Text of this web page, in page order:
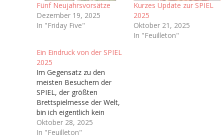
Fünf Neujahrsvorsätze
Dezember 19, 2025
In "Friday Five"
Kurzes Update zur SPIEL
2025
Oktober 21, 2025
In "Feuilleton"
Ein Eindruck von der SPIEL
2025
Im Gegensatz zu den
meisten Besuchern der
SPIEL, der größten
Brettspielmesse der Welt,
bin ich eigentlich kein
Brettspieler. In meiner
Kindheit wurden bei uns
Oktober 28, 2025
In "Feuilleton"